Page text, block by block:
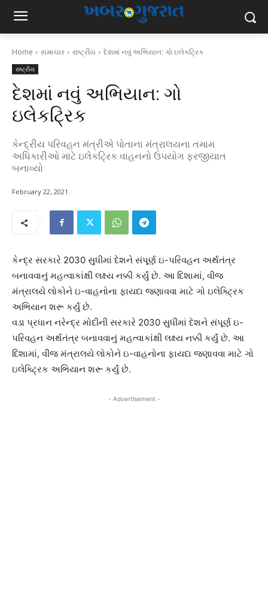
Home સમાચાર રાષ્ટ્રીય દેશમાં નવું અભિયાન: ગો ઇલેકટ્રિક
રાષ્ટ્રીય
દેશમાં નવું અભિયાન: ગો
ઇલેકટ્રિક
કેન્દ્રીય પરિવહન મંત્રીએ પોતાના મંત્રાલયના તમામ
અધિકારીઓ માટે ઇલેકટ્રિક વાહનનો ઉપયોગ ફરજીયાત
બનાવ્યો
February 22, 2021
કેન્દ્ર સરકારે 2030 સુધીમાં દેશને સંપૂર્ણ ઇ-પરિવહન અર્થતંત્ર
બનાવવાનું મહત્વાકાંક્ષી લક્ષ્ય નક્કી કર્યું છે. આ દિશામાં, વીજ
મંત્રાલયે લોકોને ઇ-વાહનોના ફાયદા જણાવવા માટે ગો ઇલેક્ટ્રિક
અભિયાન શરૂ કર્યું છે.
વડા પ્રધાન નરેન્દ્ર મોદીની સરકારે 2030 સુધીમાં દેશને સંપૂર્ણ ઇ-
પરિવહન અર્થતંત્ર બનાવવાનું મહત્વાકાંક્ષી લક્ષ્ય નક્કી કર્યું છે. આ
દિશામાં, વીજ મંત્રાલયે લોકોને ઇ-વાહનોના ફાયદા જણાવવા માટે ગો
ઇલેક્ટ્રિક અભિયાન શરૂ કર્યું છે.
- Advertisement -